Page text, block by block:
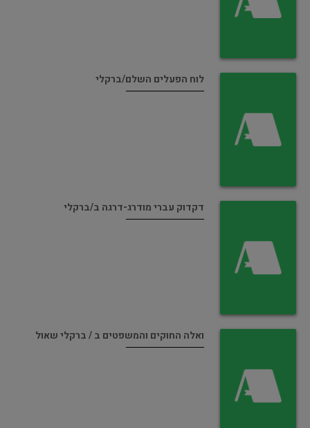
לוח הפעלים השלם/ברקלי
דקדוק עברי מודרג-דרגה ב/ברקלי
ואלה החוקים והמשפטים ב / ברקלי שאול